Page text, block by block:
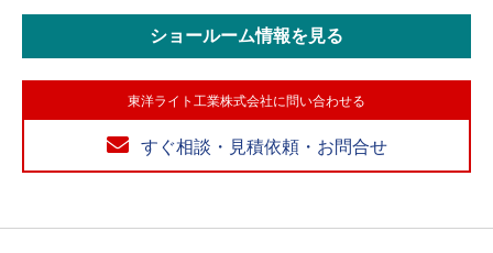
ショールーム情報を見る
東洋ライト工業株式会社に問い合わせる
すぐ相談・見積依頼・お問合せ